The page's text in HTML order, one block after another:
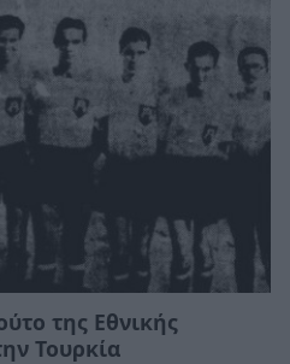
της Εθνικής
Τουρκία